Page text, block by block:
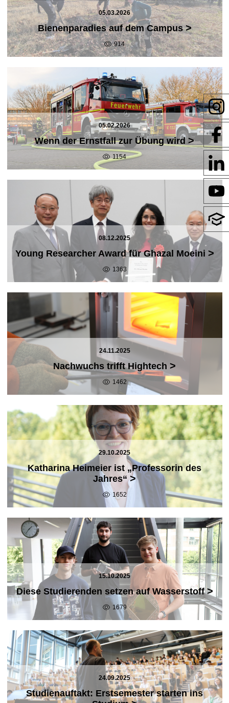
05.03.2026
Bienenparadies auf dem Campus>
914
05.02.2026
Wenn der Ernstfall zur Übung wird >
1154
08.12.2025
Young Researcher Award für Ghazal Moeini >
1363
24.11.2025
Nachwuchs trifft Hightech >
1462
29.10.2025
Katharina Heimeier ist „Professorin des
Jahres“>
1652
15.10.2025
Diese Studierenden setzen auf Wasserstoff>
1679
24.09.2025
Studienauftakt: Erstsemester starten ins